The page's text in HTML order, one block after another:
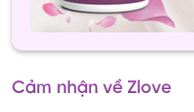
Cảm nhận về Zlove